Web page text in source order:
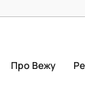
Про Вежу